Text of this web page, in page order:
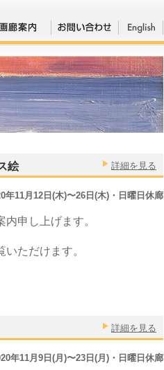
絵 詳細を見る
年11月12日(木)〜26日(木)・日曜日休廊
申し上げます。
いただけます。
詳細を見る
年11月9日(月)〜23日(月)・日曜日休廊